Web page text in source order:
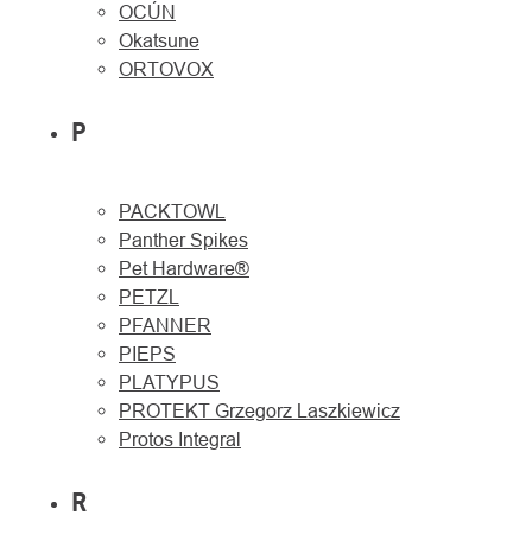
OCÚN
Okatsune
ORTOVOX
P
PACKTOWL
Panther Spikes
Pet Hardware®
PETZL
PFANNER
PIEPS
PLATYPUS
PROTEKT Grzegorz Laszkiewicz
Protos Integral
R